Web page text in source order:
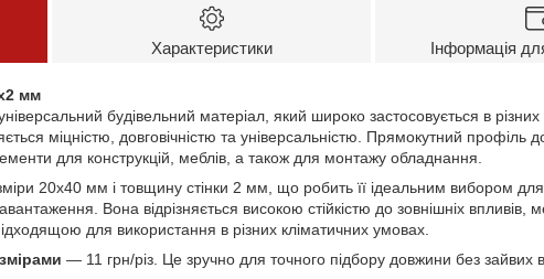
Характеристики Інформація
мм
будівельний матеріал, який широко застосовується в різних
міцністю, довговічністю та універсальністю. Прямокутний профіль
для конструкцій, меблів, а також для монтажу обладнання.
20х40 мм і товщину стінки 2 мм, що робить її ідеальним вибором
Вона відрізняється високою стійкістю до зовнішніх впливів,
для використання в різних кліматичних умовах.
— 11 грн/різ. Це зручно для точного підбору довжини без зайвих